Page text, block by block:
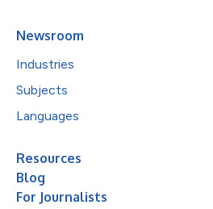
Newsroom
Industries
Subjects
Languages
Resources
Blog
For Journalists